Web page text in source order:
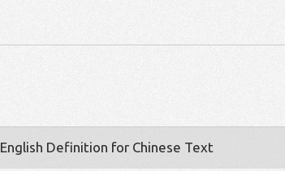
English Definition for Chinese Text